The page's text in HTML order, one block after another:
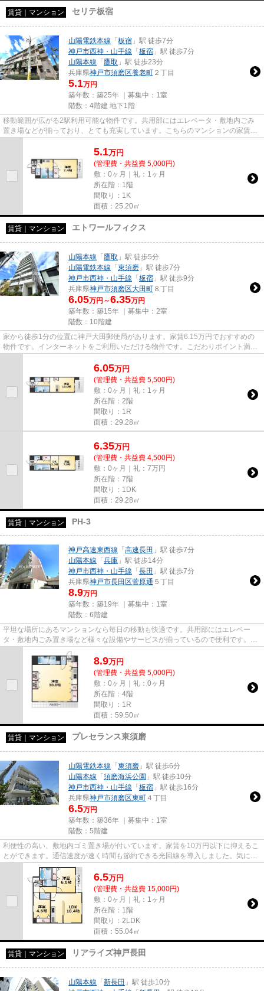
賃貸｜マンション セリテ板宿
山陽電鉄本線 「 板宿 」駅 徒歩7分
神戸市西神・山手線 「 板宿 」駅 徒歩7分
山陽本線 「 鷹取 」駅 徒歩23分
兵庫県神戸市須磨区養老町 ２丁目
5.1万円
築年数：築25年 ｜募集中： 1室
階数：4階建 地下1階
移動範囲が広がる2駅利用可能な物件です。共用部にはエレベータ・敷地内ごみ
置き場などが揃っており、とても充実しています。こちらのマンションの家賃は
5.1万円
(管理費・共益費 5,000円)
敷：0ヶ月｜礼：1ヶ月
所在階：1階
間取り：1K
面積：25.20㎡
賃貸｜マンション エトワールフィクス
山陽本線 「 鷹取 」駅 徒歩5分
山陽電鉄本線 「 東須磨 」駅 徒歩7分
神戸市西神・山手線 「 板宿 」駅 徒歩9分
兵庫県神戸市須磨区大田町 ８丁目
6.05万円～6.35万円
築年数：築15年 ｜募集中： 2室
階数：10階建
家から徒歩1分の位置に神戸大田郵便局があります。家賃6.15万円でおすすめの
物件です。インターネットをご利用いただける物件です。こだわりポイント満載
6.05万円
(管理費・共益費 5,500円)
敷：0ヶ月｜礼：1ヶ月
所在階：2階
間取り：1R
面積：29.28㎡
6.35万円
(管理費・共益費 4,500円)
敷：0ヶ月｜礼：7万円
所在階：7階
間取り：1DK
面積：29.28㎡
賃貸｜マンション PH-3
神戸高速東西線 「 高速長田 」駅 徒歩7分
山陽本線 「 兵庫 」駅 徒歩14分
神戸市西神・山手線 「 長田 」駅 徒歩7分
兵庫県神戸市長田区菅原通 ５丁目
8.9万円
築年数：築19年 ｜募集中： 1室
階数：6階建
平坦な場所にあるマンションなら毎日の移動も快適です。共用部にはエレベー
タ・敷地内ごみ置き場など様々な設備やサービスが揃っているので便利です。賃
料が月8.9万円の物件です。お仕...
8.9万円
(管理費・共益費 5,000円)
敷：0ヶ月｜礼：0ヶ月
所在階：4階
間取り：1R
面積：59.50㎡
賃貸｜マンション プレセランス東須磨
山陽電鉄本線 「 東須磨 」駅 徒歩6分
山陽本線 「 須磨海浜公園 」駅 徒歩10分
神戸市西神・山手線 「 板宿 」駅 徒歩16分
兵庫県神戸市須磨区東町 ４丁目
6.5万円
築年数：築36年 ｜募集中： 1室
階数：5階建
利便性の高い、敷地内ゴミ置き場が付いています。家賃を10万円以下に抑えるこ
とができます。通信速度が速く時間も節約できる光回線を導入しました。気にな
るイチオシ物件情報：「プレ...
6.5万円
(管理費・共益費 15,000円)
敷：0ヶ月｜礼：1ヶ月
所在階：1階
間取り：2LDK
面積：55.04㎡
賃貸｜マンション リアライズ神戸長田
山陽本線 「 新長田 」駅 徒歩10分